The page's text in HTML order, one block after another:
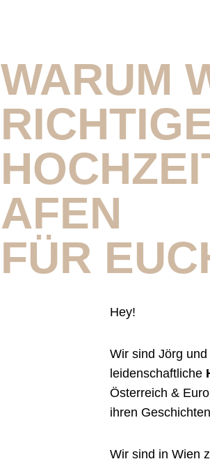
WARUM
AFEN
FÜR
Hey!
Wir sind Jörg
leidenschaftliche
Österreich &
ihren
Wir sind in Wien